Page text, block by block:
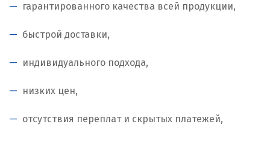
Набарежные Челны
Надым
Наро-Фоминск
Невьянск
гарантированного качества всей продукции,
быстрой доставки,
индивидуального подхода,
низких цен,
отсутствия переплат и скрытых платежей,